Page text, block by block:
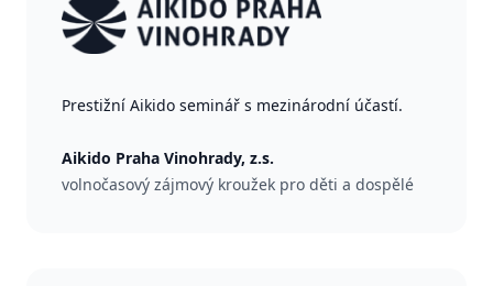
Prestižní Aikido seminář s mezinárodní účastí.
Aikido Praha Vinohrady, z.s.
volnočasový zájmový kroužek pro děti a dospělé